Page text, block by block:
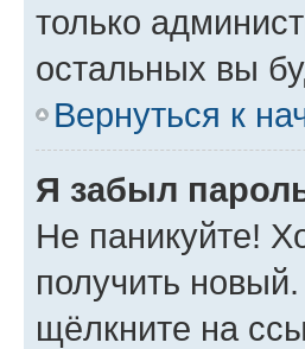
только
остальных вы
Вернуться к
Я забыл
Не паникуйте!
получить
щёлкните на